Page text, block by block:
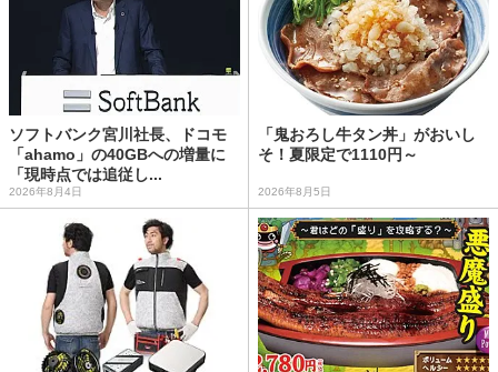
ソフトバンク宮川社長、ドコモ
「ahamo」の40GBへの増量に
「現時点では追従し...
2026年8月4日
「鬼おろし牛タン丼」がおいし
そ！夏限定で1110円～
2026年8月5日